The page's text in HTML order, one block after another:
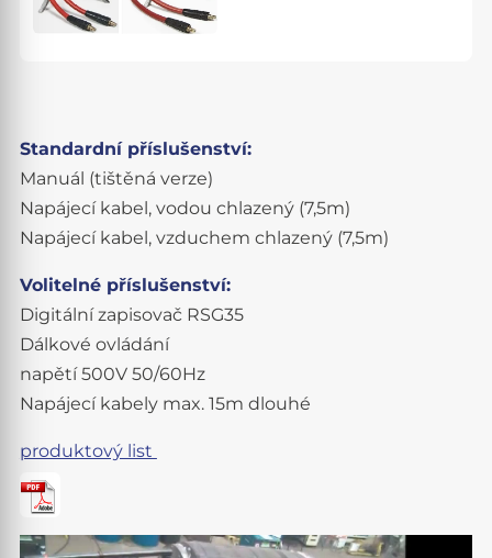
Standardní příslušenství:
Manuál (tištěná verze)
Napájecí kabel, vodou chlazený (7,5m)
Napájecí kabel, vzduchem chlazený (7,5m)
Volitelné příslušenství:
Digitální zapisovač RSG35
Dálkové ovládání
napětí 500V 50/60Hz
Napájecí kabely max. 15m dlouhé
produktový list